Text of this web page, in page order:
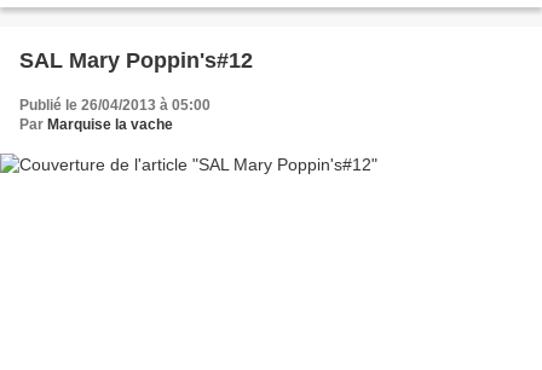
SAL Mary Poppin's#12
Publié le 26/04/2013 à 05:00
Par Marquise la vache